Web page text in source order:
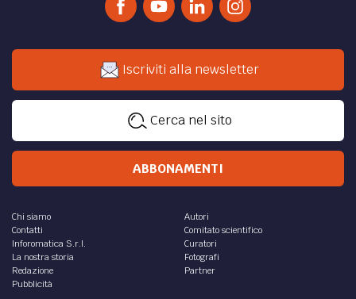
Iscriviti alla newsletter
Cerca nel sito
ABBONAMENTI
Chi siamo
Contatti
Inforomatica S.r.l.
La nostra storia
Redazione
Pubblicità
Autori
Comitato scientifico
Curatori
Fotografi
Partner